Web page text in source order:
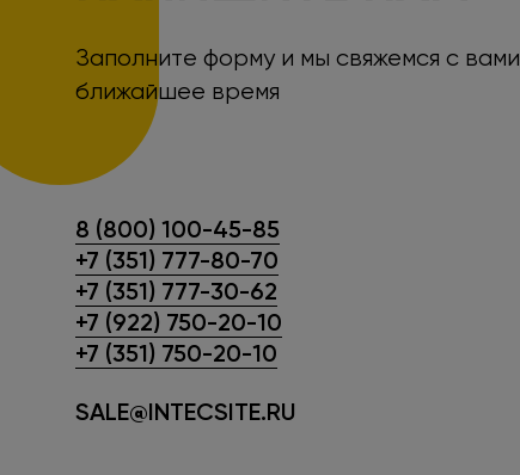
Заполните форму и мы свяжемся с
ближайшее время
8 (800) 100-45-85
+7 (351) 777-80-70
+7 (351) 777-30-62
+7 (922) 750-20-10
+7 (351) 750-20-10
SALE@INTECSITE.RU